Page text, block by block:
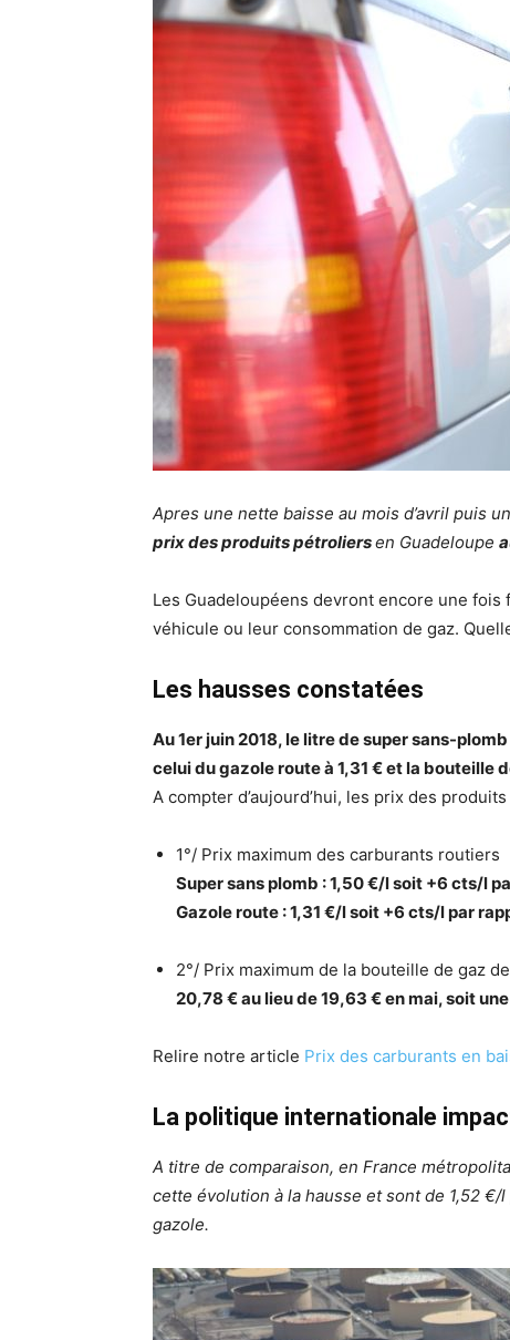
Apres une nette baisse au mois d’avril puis
prix des produits pétroliersen Guadeloupe
Les Guadeloupéens devront encore une
véhicule ou leur consommation de gaz.
Les hausses constatées
Au 1er juin 2018, le litre de super sans-
celui du gazole route à 1,31 € et la bouteille
A compter d’aujourd’hui, les prix des
1°/ Prix maximum des carburants routiers
Super sans plomb : 1,50 €/l soit +6 cts/l
Gazole route : 1,31 €/l soit +6 cts/l par
2°/ Prix maximum de la bouteille de gaz
20,78 € au lieu de 19,63 € en mai, soit
Relire notre article Prix des carburants en
La politique internationale
A titre de comparaison, en France
cette évolution à la hausse et sont de 1,52
gazole.